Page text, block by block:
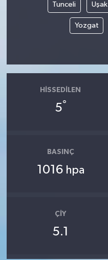
Tunceli Uşak
Yozgat
HISSEDILEN
5°
BASINÇ
1016 hpa
ÇIY
5.1